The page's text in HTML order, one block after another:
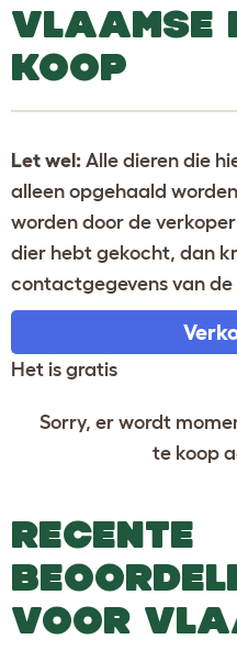
VLAAMSE
KOOP
Let wel: Alle dieren die
alleen opgehaald
worden door de
dier hebt gekocht, dan
contactgegevens van de
Het is gratis
Sorry, er wordt
te koop
RECENTE
VOOR